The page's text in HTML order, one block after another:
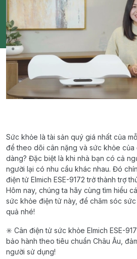
Sức khỏe là tài sản quý giá nhất của
để theo dõi cân nặng và sức khỏe của
dàng? Đặc biệt là khi nhà bạn có cả
người lại có nhu cầu khác nhau. Đó
điện tử Elmich ESE-9172 trở thành trợ
Hôm nay, chúng ta hãy cùng tìm hiểu
sức khỏe điện tử này, để chăm sóc
quả nhé!
✳️ Cân điện tử sức khỏe Elmich ESE-
bảo hành theo tiêu chuẩn Châu Âu,
người sử dụng!